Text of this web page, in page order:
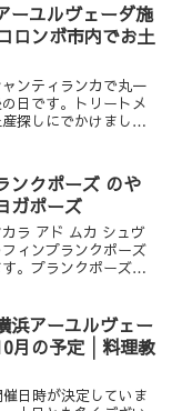
ーユルヴェーダ施
ロンボ市内でお土
ンティランカで丸一
日です。トリートメ
探しにでかけまし
ンクポーズ のや
ガポーズ
ラ アド ムカ シュヴ
ィンプランクポーズ
。プランクポーズの
浜アーユルヴェー
月の予定│料理教
日時が決定していま